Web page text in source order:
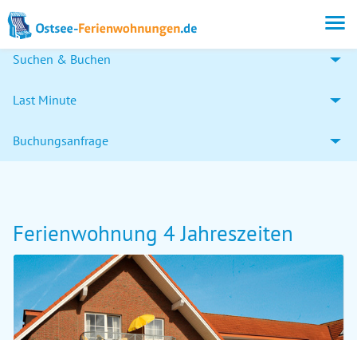
Suchen & Buchen
Last Minute
Buchungsanfrage
Ferienwohnung 4 Jahreszeiten